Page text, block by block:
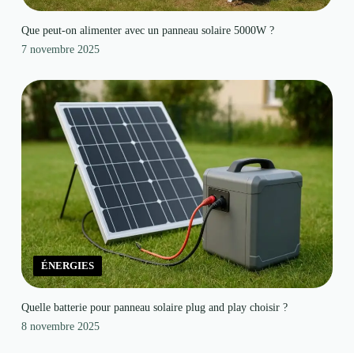
Que peut-on alimenter avec un panneau solaire 5000W ?
7 novembre 2025
ÉNERGIES
Quelle batterie pour panneau solaire plug and play choisir ?
8 novembre 2025